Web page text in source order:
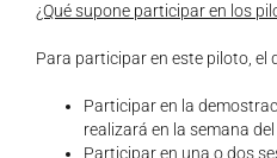
¿Qué supone participar en los
Para participar en este piloto, el
Participar en la
realizará en la semana
Participar en una o dos